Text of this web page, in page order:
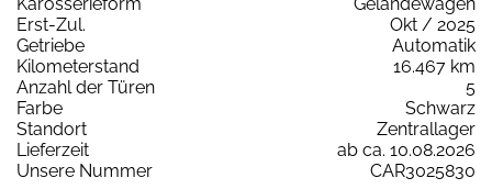
Erst-Zul.
Okt / 2025
Getriebe
Automatik
Kilometerstand
16.467 km
Anzahl der Türen
5
Farbe
Schwarz
Standort
Zentrallager
Lieferzeit
ab ca. 10.08.2026
Unsere Nummer
CAR3025830